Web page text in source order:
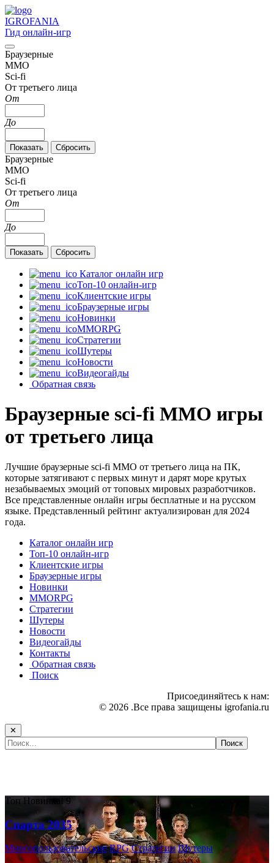
IGROFANIA
Гид онлайн-игр
Браузерные
MMO
Sci-fi
От третьего лица
От
До
Браузерные
MMO
Sci-fi
От третьего лица
От
До
Каталог онлайн игр
Топ-10 онлайн-игр
Клиентские игры
Браузерные игры
Новинки
MMORPG
Стратегии
Шутеры
Новости
Видеогайды
Обратная связь
Браузерные sci-fi MMO игры
от третьего лица
Лучшие браузерные sci-fi MMO от третьего лица на ПК,
которые затягивают с первых минут и дарят море крутых
незабываемых эмоций от топовых мировых разработчиков.
Все представленные онлайн игры бесплатные и на русском
языке. Представленный рейтинг актуализирован для 2024
года.
Каталог онлайн игр
Топ-10 онлайн-игр
Клиентские игры
Браузерные игры
Новинки
MMORPG
Стратегии
Шутеры
Новости
Видеогайды
Контакты
Обратная связь
Поиск
Присоединяйтесь к нам:
© 2026 .Все права защищены igrofania.ru
✕
Топ Новинка! 9
Спарта 2035
Многопользовательские RPG Стратегии Шутеры